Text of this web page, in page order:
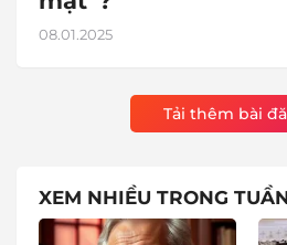
08.01.2025
Tải thêm bài
XEM NHIỀU TRONG